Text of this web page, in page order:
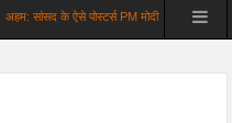
के ऐसे पोस्टर्स PM मोदी से मीटिंग के कुछ ही घं…